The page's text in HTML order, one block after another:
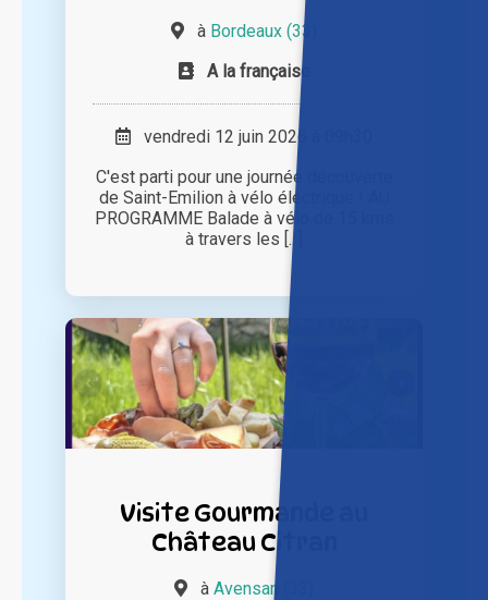
à Bordeaux (33)
A la française
vendredi 12 juin 2026 à 09h30
C'est parti pour une journée découverte
de Saint-Emilion à vélo électrique ! AU
PROGRAMME Balade à vélo de 15 kms
à travers les [...]
Visite Gourmande au
Château Citran
à Avensan (33)